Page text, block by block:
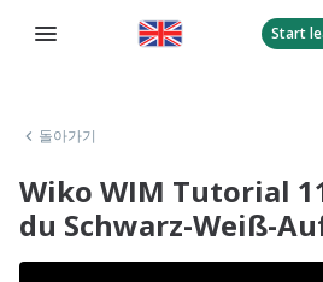
Start
돌아가기
Wiko WIM Tutorial
du Schwarz-Weiß-